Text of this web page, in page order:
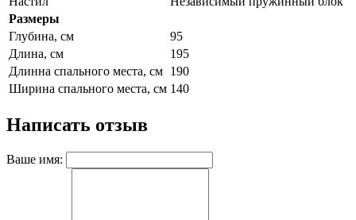
Размеры
Глубина, см
95
Длина, см
195
Длинна спального места, см 190
Ширина спального места, см 140
Написать отзыв
Ваше имя: